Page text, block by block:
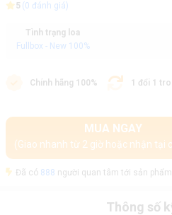
5 (0 đánh giá)
Tình trạng loa
Fullbox - New 100%
Chính hãng 100% 1 đổi 1
MUA NGAY
(Giao nhanh từ 2 giờ hoặc nhận tại
Đã có 888 người quan tâm tới sản
Thông số